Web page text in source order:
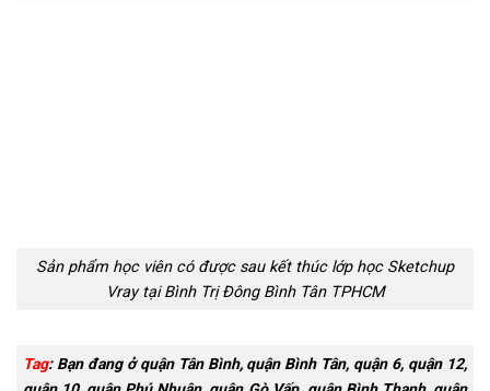
Lớp học Sketchup Vray tại An
Học Sketchup vray tại Phú